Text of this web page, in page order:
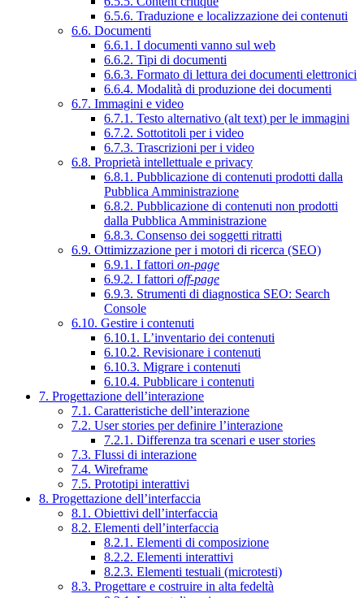
6.5.6. Traduzione e localizzazione dei contenuti
6.6. Documenti
6.6.1. I documenti vanno sul web
6.6.2. Tipi di documenti
6.6.3. Formato di lettura dei documenti elettronici
6.6.4. Modalità di produzione dei documenti
6.7. Immagini e video
6.7.1. Testo alternativo (alt text) per le immagini
6.7.2. Sottotitoli per i video
6.7.3. Trascrizioni per i video
6.8. Proprietà intellettuale e privacy
6.8.1. Pubblicazione di contenuti prodotti dalla
Pubblica Amministrazione
6.8.2. Pubblicazione di contenuti non prodotti
dalla Pubblica Amministrazione
6.8.3. Consenso dei soggetti ritratti
6.9. Ottimizzazione per i motori di ricerca (SEO)
6.9.1. I fattori on-page
6.9.2. I fattori off-page
6.9.3. Strumenti di diagnostica SEO: Search
Console
6.10. Gestire i contenuti
6.10.1. L’inventario dei contenuti
6.10.2. Revisionare i contenuti
6.10.3. Migrare i contenuti
6.10.4. Pubblicare i contenuti
7. Progettazione dell’interazione
7.1. Caratteristiche dell’interazione
7.2. User stories per definire l’interazione
7.2.1. Differenza tra scenari e user stories
7.3. Flussi di interazione
7.4. Wireframe
7.5. Prototipi interattivi
8. Progettazione dell’interfaccia
8.1. Obiettivi dell’interfaccia
8.2. Elementi dell’interfaccia
8.2.1. Elementi di composizione
8.2.2. Elementi interattivi
8.2.3. Elementi testuali (microtesti)
8.3. Progettare e costruire in alta fedeltà